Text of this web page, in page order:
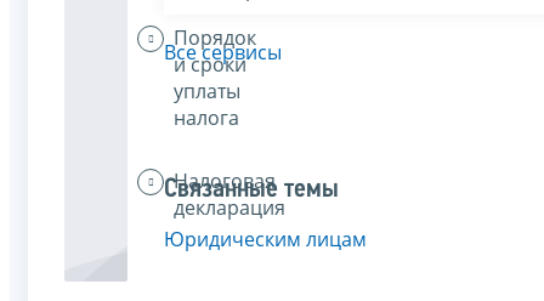
Порядок
и сроки
уплаты
налога
Налоговая
декларация
Все сервисы
Связанные темы
Юридическим лицам